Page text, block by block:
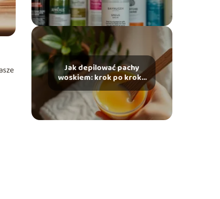
Jak depilować pachy
woskiem: krok po kroku
do gładkiej skóry